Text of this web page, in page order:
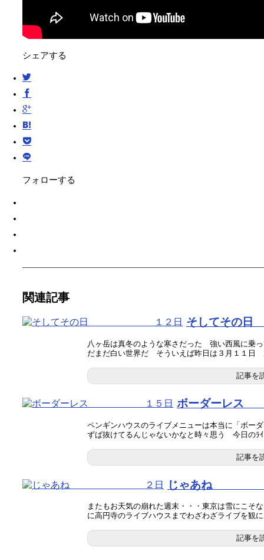
シェアする
フォローする
関連記事
そして
八ヶ岳は真冬のような寒さだった 強い西風に乗
だまだ白い世界だ そういえば昨日は３月１１日
記事を
ボーダー
ペンギンハウスのライブメニューは本当に「ボー
ずば抜けてるんじゃないかなと時々思う 今日のﾗｲ
記事を
じゃあ
またもお天気の崩れた週末・・・東京は雪にこそ
に高円寺のライブハウスまでわざわざライブを観に
記事を